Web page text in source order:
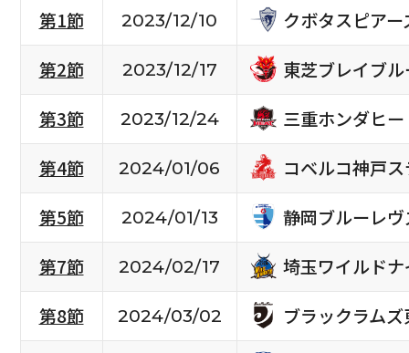
第1節 2023/12/10
クボタスピア
第2節
2023/12/17
東芝ブレイブ
第3節
2023/12/24
三重ホンダヒー
第4節
2024/01/06
コベルコ神戸
第5節
2024/01/13
静岡ブルーレヴ
第7節
2024/02/17
埼玉ワイルド
第8節
2024/03/02
ブラックラムズ